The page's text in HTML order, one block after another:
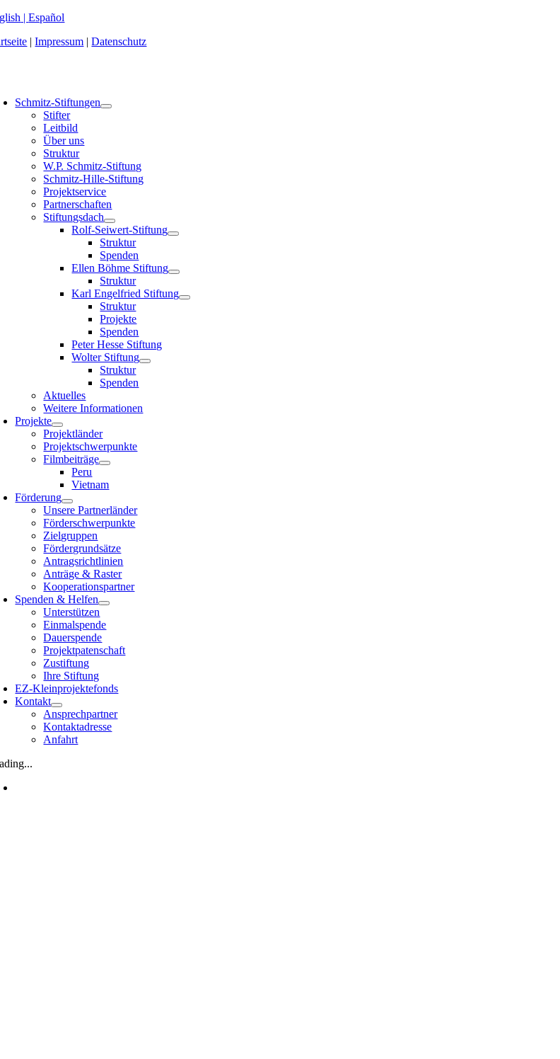
Zum
springen
|Español
|Impressum |Datenschutz
Schmitz-Stiftungen
Stifter
Leitbild
Über uns
Struktur
W.P. Schmitz-Stiftung
Schmitz-Hille-Stiftung
Projektservice
Partnerschaften
Stiftungsdach
Rolf-Seiwert-Stiftung
Struktur
Spenden
Ellen Böhme Stiftung
Struktur
Karl Engelfried Stiftung
Struktur
Projekte
Spenden
Peter Hesse Stiftung
Wolter Stiftung
Struktur
Spenden
Aktuelles
Weitere Informationen
Projekte
Projektländer
Projektschwerpunkte
Filmbeiträge
Peru
Vietnam
Förderung
Unsere Partnerländer
Förderschwerpunkte
Zielgruppen
Fördergrundsätze
Antragsrichtlinien
Anträge & Raster
Kooperationspartner
Spenden & Helfen
Unterstützen
Einmalspende
Dauerspende
Projektpatenschaft
Zustiftung
Ihre Stiftung
EZ-Kleinprojektefonds
Kontakt
Ansprechpartner
Kontaktadresse
Anfahrt